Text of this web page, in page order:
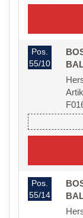
Pos.
55/10
Pos.
55/14